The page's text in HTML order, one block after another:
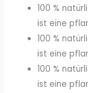
100 %
ist eine
100 %
ist eine
100 %
ist eine